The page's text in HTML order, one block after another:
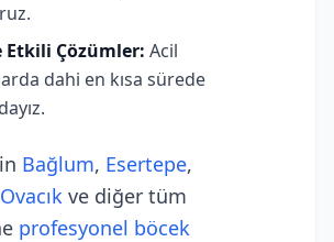
Etkili Çözümler: Acil
dahi en kısa sürede
Bağlum, Esertepe,
Ovacık ve diğer tüm
profesyonel böcek